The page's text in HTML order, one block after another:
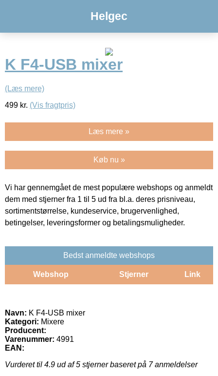
Helgec
K F4-USB mixer
(Læs mere)
499 kr. (Vis fragtpris)
Læs mere »
Køb nu »
Vi har gennemgået de mest populære webshops og anmeldt
dem med stjerner fra 1 til 5 ud fra bl.a. deres prisniveau,
sortimentstørrelse, kundeservice, brugervenlighed,
betingelser, leveringsformer og betalingsmuligheder.
Bedst anmeldte webshops
Webshop Stjerner Link
Navn: K F4-USB mixer
Kategori: Mixere
Producent:
Varenummer: 4991
EAN:
Vurderet til 4.9 ud af 5 stjerner baseret på 7anmeldelser